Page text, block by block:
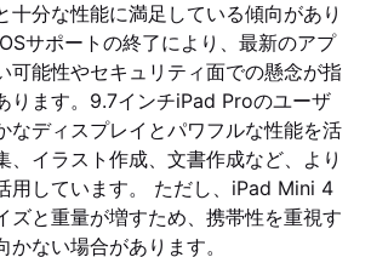
十分な性能に満足している傾向があり
サポートの終了により、最新のアプ
可能性やセキュリティ面での懸念が指
ります。9.7インチiPad Proのユーザ
なディスプレイとパワフルな性能を活
、イラスト作成、文書作成など、より
用しています。 ただし、iPad Mini 4
ズと重量が増すため、携帯性を重視す
かない場合があります。